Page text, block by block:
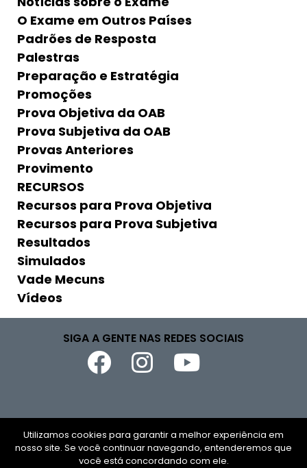
O Exame em Outros Países
Padrões de Resposta
Palestras
Preparação e Estratégia
Promoções
Prova Objetiva da OAB
Prova Subjetiva da OAB
Provas Anteriores
Provimento
RECURSOS
Recursos para Prova Objetiva
Recursos para Prova Subjetiva
Resultados
Simulados
Vade Mecuns
Vídeos
SIGA A GENTE NAS REDES SOCIAIS
Copyright © 2026
CNPJ
Utilizamos cookies para garantir a melhor experiência em
nosso site. Se você continuar navegando, entenderemos que
você está concordando com ele.